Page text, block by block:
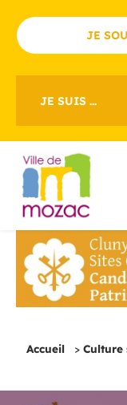
JE
JE SUIS ...
Accueil > Culture